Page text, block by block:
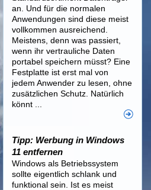
an. Und für die normalen
Anwendungen sind diese meist
vollkommen ausreichend.
Meistens, denn was passiert,
wenn ihr vertrauliche Daten
portabel speichern müsst? Eine
Festplatte ist erst mal von
jedem Anwender zu lesen, ohne
zusätzlichen Schutz. Natürlich
könnt ...
Tipp: Werbung in Windows
11 entfernen
Windows als Betriebssystem
sollte eigentlich schlank und
funktional sein. Ist es meist